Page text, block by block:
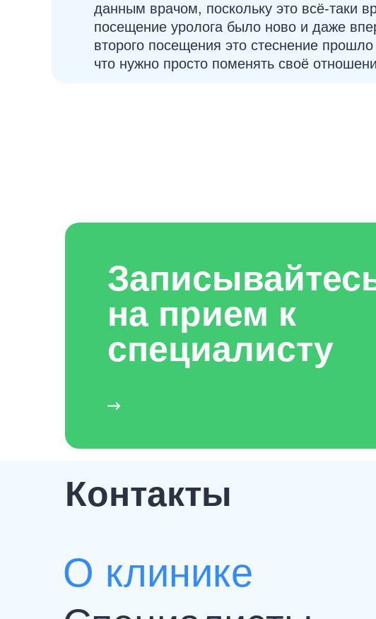
данным врачом, поскольку это всё-таки
посещение уролога было ново и даже
второго посещения это стеснение
что нужно просто поменять своё
на прием к
специалисту
Контакты
О клинике